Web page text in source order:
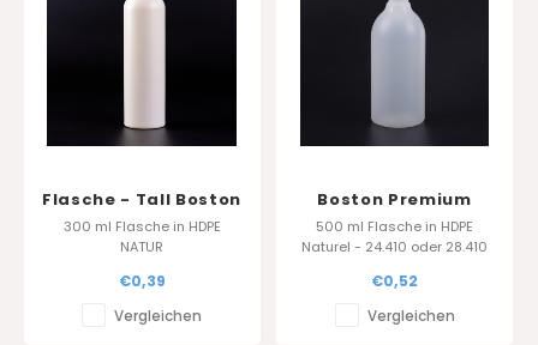
Flasche - Tall Boston
Round 300 ml -Natur
300 ml Flasche in HDPE
NATUR
€0,39
Vergleichen
Boston Premium
Round 500 ml
500 ml Flasche in HDPE
Naturel - 24.410 oder 28.410
ml.
€0,52
Vergleichen